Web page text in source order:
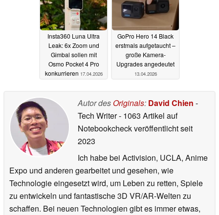
Insta360 Luna Ultra
Leak: 6x Zoom und
Gimbal sollen mit
Osmo Pocket 4 Pro
konkurrieren 17.04.2026
GoPro Hero 14 Black
erstmals aufgetaucht –
große Kamera-
Upgrades angedeutet
13.04.2026
Autor des Originals: David Chien -
Tech Writer- 1063 Artikel auf
Notebookcheck veröffentlichtseit
2023
Ich habe bei Activision, UCLA, Anime
Expo und anderen gearbeitet und gesehen, wie
Technologie eingesetzt wird, um Leben zu retten, Spiele
zu entwickeln und fantastische 3D VR/AR-Welten zu
schaffen. Bei neuen Technologien gibt es immer etwas,